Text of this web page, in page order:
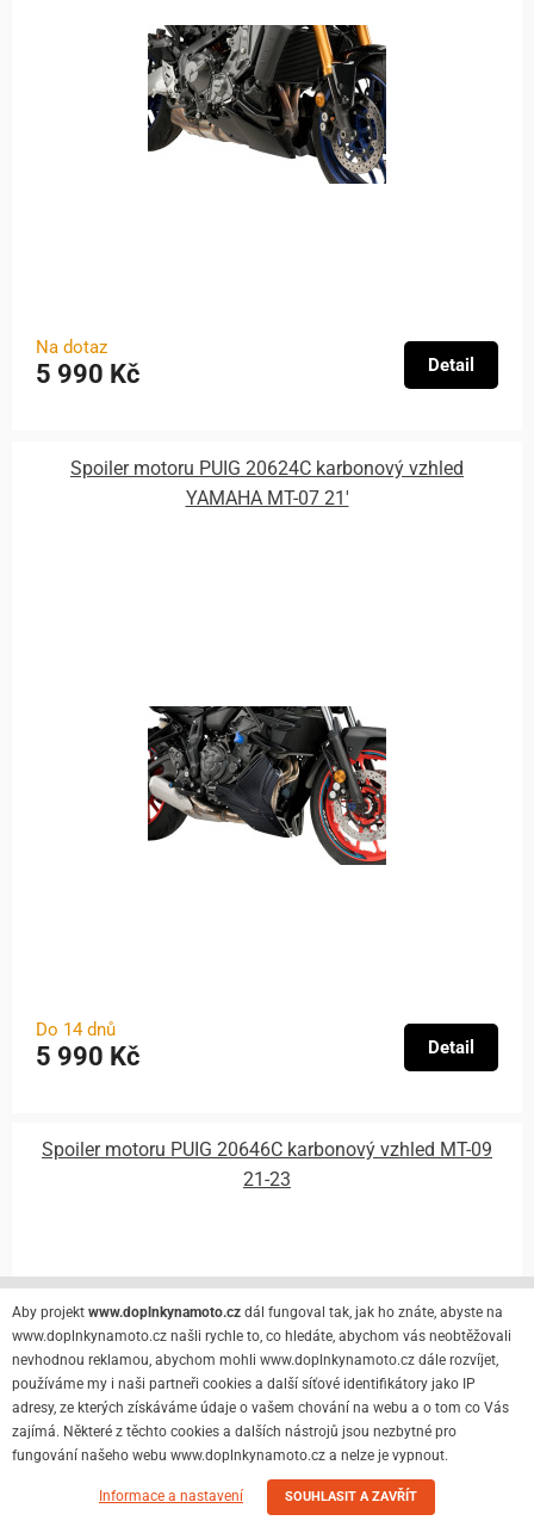
Na dotaz
5 990 Kč Detail
Spoiler motoru PUIG 20624C karbonový vzhled
YAMAHA MT-07 21'
Do 14 dnů
5 990 Kč Detail
Spoiler motoru PUIG 20646C karbonový vzhled MT-09
21-23
Aby projekt www.doplnkynamoto.cz dál fungoval tak, jak ho znáte, abyste na
www.doplnkynamoto.cz našli rychle to, co hledáte, abychom vás neobtěžovali
nevhodnou reklamou, abychom mohli www.doplnkynamoto.cz dále rozvíjet,
používáme my i naši partneři cookies a další síťové identifikátory jako IP
adresy, ze kterých získáváme údaje o vašem chování na webu a o tom co Vás
zajímá. Některé z těchto cookies a dalších nástrojů jsou nezbytné pro
fungování našeho webu www.doplnkynamoto.cz a nelze je vypnout.
Informace a nastavení SOUHLASIT A ZAVŘÍT